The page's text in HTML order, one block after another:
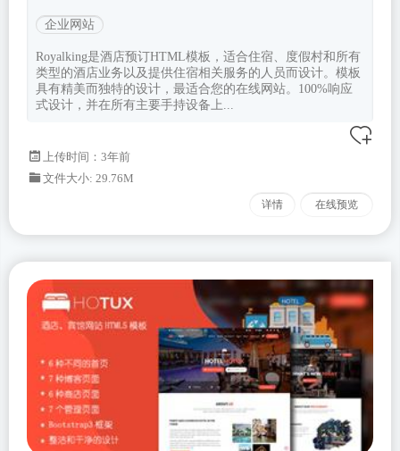
企业网站
Royalking是酒店预订HTML模板，适合住宿、度假村和所有
类型的酒店业务以及提供住宿相关服务的人员而设计。模板
具有精美而独特的设计，最适合您的在线网站。100%响应
式设计，并在所有主要手持设备上...
上传时间：3年前
文件大小: 29.76M
详情 在线预览